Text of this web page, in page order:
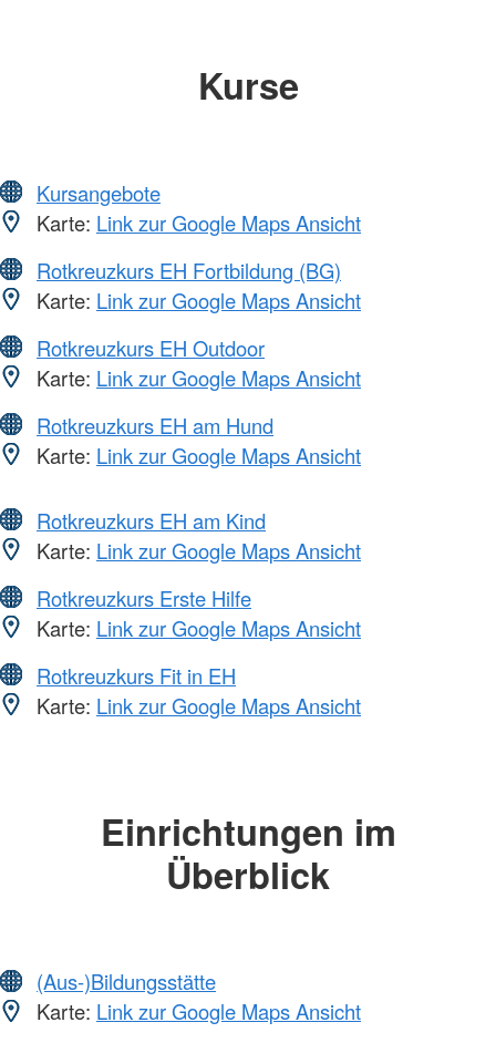
Kurse
Kursangebote
Karte: Link zur Google Maps Ansicht
Rotkreuzkurs EH Fortbildung (BG)
Karte: Link zur Google Maps Ansicht
Rotkreuzkurs EH Outdoor
Karte: Link zur Google Maps Ansicht
Rotkreuzkurs EH am Hund
Karte: Link zur Google Maps Ansicht
Rotkreuzkurs EH am Kind
Karte: Link zur Google Maps Ansicht
Rotkreuzkurs Erste Hilfe
Karte: Link zur Google Maps Ansicht
Rotkreuzkurs Fit in EH
Karte: Link zur Google Maps Ansicht
Einrichtungen im
Überblick
(Aus-)Bildungsstätte
Karte: Link zur Google Maps Ansicht